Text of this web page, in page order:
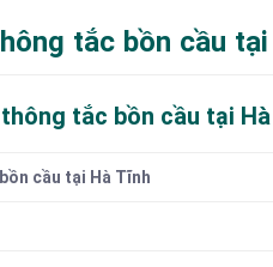
tắc bồn cầu
tắc bồn cầu tại
cầu tại Hà Tĩnh